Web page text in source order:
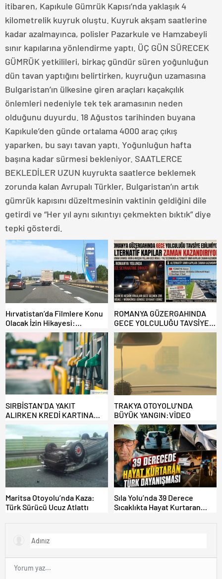
itibaren, Kapıkule Gümrük Kapısı’nda yaklaşık 4
kilometrelik kuyruk oluştu. Kuyruk akşam saatlerine
kadar azalmayınca, polisler Pazarkule ve Hamzabeyli
sınır kapılarına yönlendirme yaptı. ÜÇ GÜN SÜRECEK
GÜMRÜK yetkilileri, birkaç gündür süren yoğunluğun
dün tavan yaptığını belirtirken, kuyruğun uzamasına
Bulgaristan’ın ülkesine giren araçları kaçakçılık
önlemleri nedeniyle tek tek aramasının neden
olduğunu duyurdu. 18 Ağustos tarihinden buyana
Kapıkule’den günde ortalama 4000 araç çıkış
yaparken, bu sayı tavan yaptı. Yoğunluğun hafta
başına kadar sürmesi bekleniyor. SAATLERCE
BEKLEDİLER UZUN kuyrukta saatlerce beklemek
zorunda kalan Avrupalı Türkler, Bulgaristan’ın artık
gümrük kapısını düzeltmesinin vaktinin geldiğini dile
getirdi ve “Her yıl aynı sıkıntıyı çekmekten bıktık” diye
tepki gösterdi.
Hırvatistan’da Filmlere Konu
Olacak İzin Hikayesi:
Benzinlikte Eşini Unuttu!
ROMANYA GÜZERGAHINDA
GECE YOLCULUĞU TAVSİYE
EDİLMİYOR: ALTERNATİF
KAPILAR ZAMAN
KAZANDIRIYOR!
SIRBİSTAN’DA YAKIT
ALIRKEN KREDİ KARTINA
DİKKAT: MAĞDUR OLMAYIN!
TRAKYA OTOYOLU’NDA
BÜYÜK YANGIN:VİDEO
Maritsa Otoyolu’nda Kaza:
Türk Sürücü Ucuz Atlattı
Sıla Yolu’nda 39 Derece
Sıcaklıkta Hayat Kurtaran